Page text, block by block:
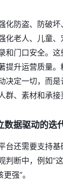
化防盗、防破坏
化老人、儿童
和门口安全。
提升运营质量
决定一切，而
群、素材和承接
数据驱动的迭
台还需要支持
判断中，例如“
强”。